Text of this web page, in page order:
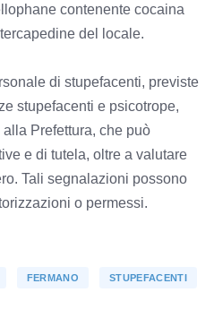
contenente cocaina
del locale.
di stupefacenti, previste
stupefacenti e psicotrope,
Prefettura, che può
e di tutela, oltre a valutare
Tali segnalazioni possono
o permessi.
FERMANO STUPEFACENTI